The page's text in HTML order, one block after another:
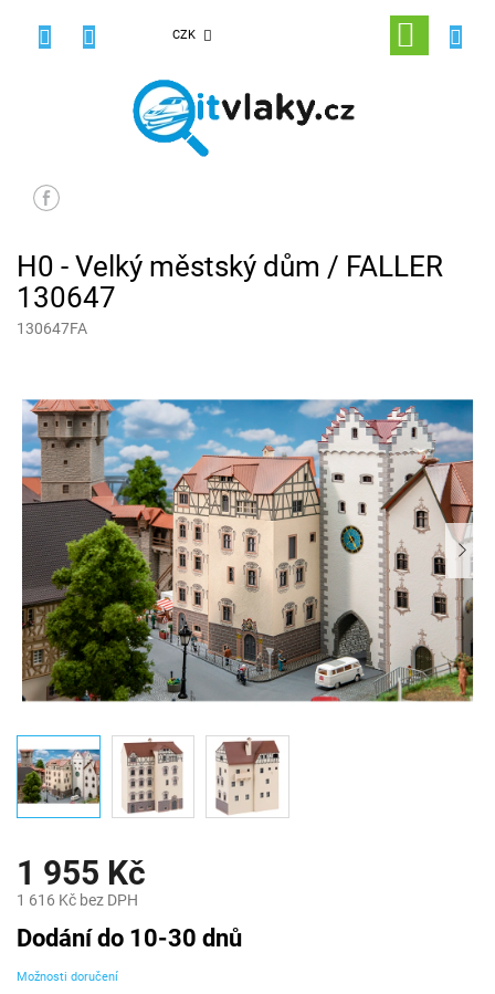
CZK
NÁKUPNÍ
KOŠÍK
H0 - Velký městský dům / FALLER
130647
130647FA
1 955 Kč
1 616 Kč bez DPH
Měrná
cena:
Dodání do 10-30 dnů
Možnosti doručení